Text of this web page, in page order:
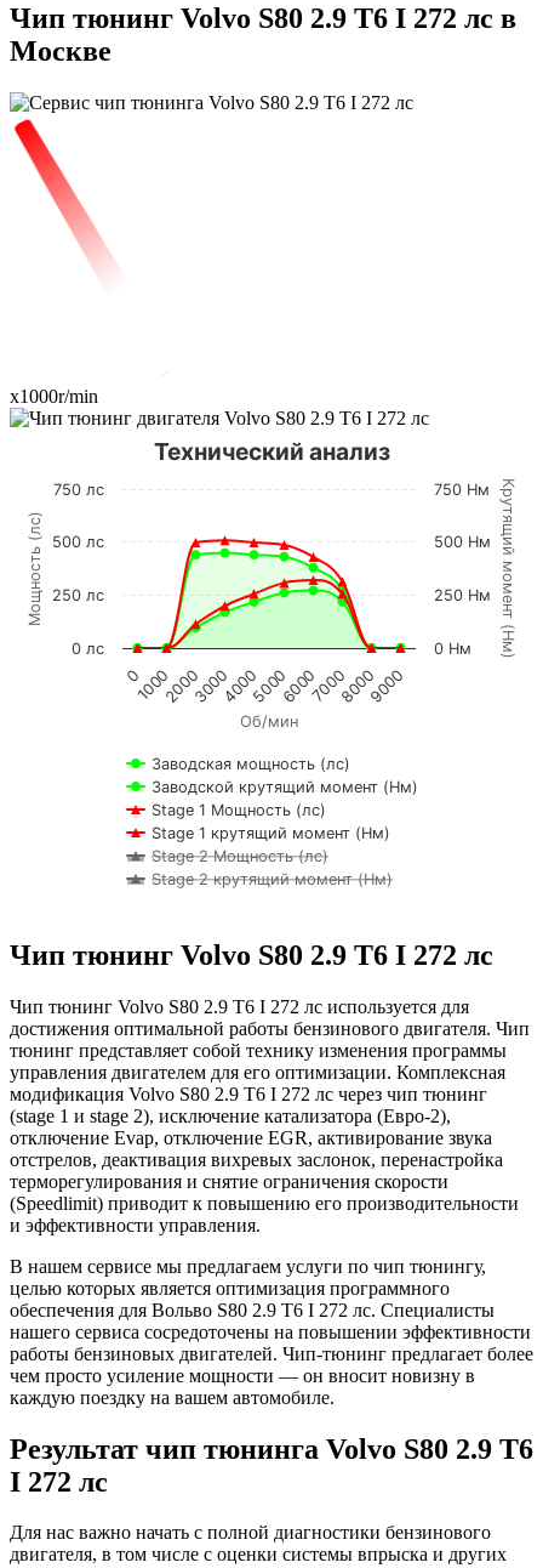
Чип тюнинг Volvo S80 2.9 T6 I 272 лс в
Москве
x1000r/min
Об/мин
Мощность (лс) К
р
у
т
я
щ
и
й
м
о
м
е
н
т
(
Н
м
)
Технический анализ
Заводская мощность (лс)
Заводской крутящий момент (Нм)
Stage 1 Мощность (лс)
Stage 1 крутящий момент (Нм)
Stage 2 Мощность (лс)
Stage 2 крутящий момент (Нм)
0100020003000400050006000700080009000
0 лс
250 лс
500 лс
750 лс
0 Нм
250 Нм
500 Нм
750 Нм
Чип тюнинг Volvo S80 2.9 T6 I 272 лс
Чип тюнинг Volvo S80 2.9 T6 I 272 лс используется для
достижения оптимальной работы бензинового двигателя. Чип
тюнинг представляет собой технику изменения программы
управления двигателем для его оптимизации. Комплексная
модификация Volvo S80 2.9 T6 I 272 лс через чип тюнинг
(stage 1 и stage 2), исключение катализатора (Евро-2),
отключение Evap, отключение EGR, активирование звука
отстрелов, деактивация вихревых заслонок, перенастройка
терморегулирования и снятие ограничения скорости
(Speedlimit) приводит к повышению его производительности
и эффективности управления.
В нашем сервисе мы предлагаем услуги по чип тюнингу,
целью которых является оптимизация программного
обеспечения для Вольво S80 2.9 T6 I 272 лс. Специалисты
нашего сервиса сосредоточены на повышении эффективности
работы бензиновых двигателей. Чип-тюнинг предлагает более
чем просто усиление мощности — он вносит новизну в
каждую поездку на вашем автомобиле.
Результат чип тюнинга Volvo S80 2.9 T6
I 272 лс
Для нас важно начать с полной диагностики бензинового
двигателя, в том числе с оценки системы впрыска и других